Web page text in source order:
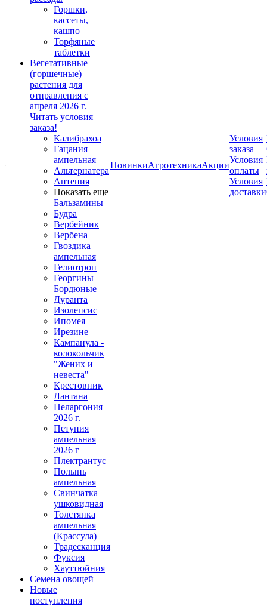
Горшки,
кассеты,
кашпо
Торфяные
таблетки
Вегетативные
(горшечные)
растения для
отправления с
апреля 2026 г.
Читать условия
заказа!
Калибрахоа
Гацания
ампельная
Альтернатера
Аптения
Показать еще
Бальзамины
Будра
Вербейник
Вербена
Гвоздика
ампельная
Гелиотроп
Георгины
Бордюные
Дуранта
Изолепсис
Ипомея
Ирезине
Кампанула -
колокольчик
"Жених и
невеста"
Крестовник
Лантана
Пеларгония
2026 г.
Петуния
ампельная
2026 г
Плектрантус
Полынь
ампельная
Свинчатка
ушковидная
Толстянка
ампельная
(Крассула)
Традесканция
Фуксия
Хауттюйния
Семена овощей
Новые
поступления
НовинкиАгротехникаАкции
Условия
заказа
Условия
оплаты
Условия
доставки